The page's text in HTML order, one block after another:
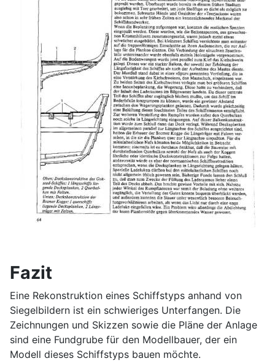
Fazit
Eine Rekonstruktion eines Schiffstyps anhand von
Siegelbildern ist ein schwieriges Unterfangen. Die
Zeichnungen und Skizzen sowie die Pläne der Anlage
sind eine Fundgrube für den Modellbauer, der ein
Modell dieses Schiffstyps bauen möchte.